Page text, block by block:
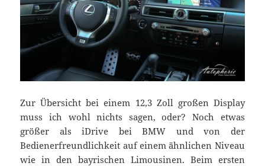
Zur Übersicht bei einem 12,3 Zoll großen Display
muss ich wohl nichts sagen, oder? Noch etwas
größer als iDrive bei BMW und von der
Bedienerfreundlichkeit auf einem ähnlichen Niveau
wie in den bayrischen Limousinen. Beim ersten